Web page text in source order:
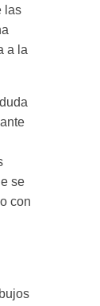
las
a la
se
con